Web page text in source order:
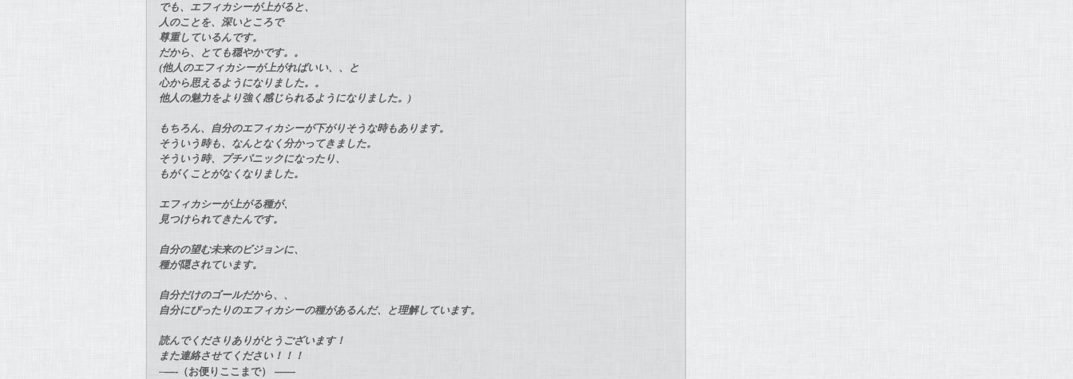
でも、エフィカシーが上がると、
人のことを、深いところで
尊重しているんです。
だから、とても穏やかです。。
(他人のエフィカシーが上がればいい、、と
心から思えるようになりました。。
他人の魅力をより強く感じられるようになりました。)
もちろん、自分のエフィカシーが下がりそうな時もあります。
そういう時も、なんとなく分かってきました。
そういう時、プチパニックになったり、
もがくことがなくなりました。
エフィカシーが上がる種が、
見つけられてきたんです。
自分の望む未来のビジョンに、
種が隠されています。
自分だけのゴールだから、、
自分にぴったりのエフィカシーの種があるんだ、
と理解しています。
読んでくださりありがとうございます！
また連絡させてください！！！
–—-（お便りここまで） ——